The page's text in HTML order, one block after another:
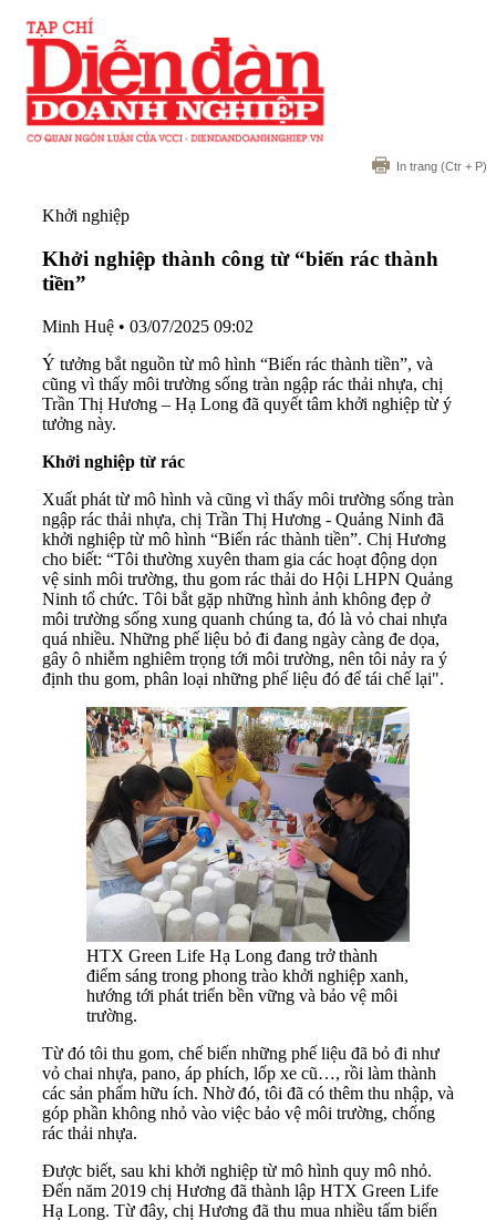
In trang (Ctr + P)
Khởi nghiệp
Khởi nghiệp thành công từ “biến rác thành
tiền”
Minh Huệ • 03/07/2025 09:02
Ý tưởng bắt nguồn từ mô hình “Biến rác thành tiền”, và
cũng vì thấy môi trường sống tràn ngập rác thải nhựa, chị
Trần Thị Hương – Hạ Long đã quyết tâm khởi nghiệp từ ý
tưởng này.
Khởi nghiệp từ rác
Xuất phát từ mô hình và cũng vì thấy môi trường sống tràn
ngập rác thải nhựa, chị Trần Thị Hương - Quảng Ninh đã
khởi nghiệp từ mô hình “Biến rác thành tiền”. Chị Hương
cho biết: “Tôi thường xuyên tham gia các hoạt động dọn
vệ sinh môi trường, thu gom rác thải do Hội LHPN Quảng
Ninh tổ chức. Tôi bắt gặp những hình ảnh không đẹp ở
môi trường sống xung quanh chúng ta, đó là vỏ chai nhựa
quá nhiều. Những phế liệu bỏ đi đang ngày càng đe dọa,
gây ô nhiễm nghiêm trọng tới môi trường, nên tôi nảy ra ý
định thu gom, phân loại những phế liệu đó để tái chế lại".
HTX Green Life Hạ Long đang trở thành
điểm sáng trong phong trào khởi nghiệp xanh,
hướng tới phát triển bền vững và bảo vệ môi
trường.
Từ đó tôi thu gom, chế biến những phế liệu đã bỏ đi như
vỏ chai nhựa, pano, áp phích, lốp xe cũ…, rồi làm thành
các sản phẩm hữu ích. Nhờ đó, tôi đã có thêm thu nhập, và
góp phần không nhỏ vào việc bảo vệ môi trường, chống
rác thải nhựa.
Được biết, sau khi khởi nghiệp từ mô hình quy mô nhỏ.
Đến năm 2019 chị Hương đã thành lập HTX Green Life
Hạ Long. Từ đây, chị Hương đã thu mua nhiều tấm biển